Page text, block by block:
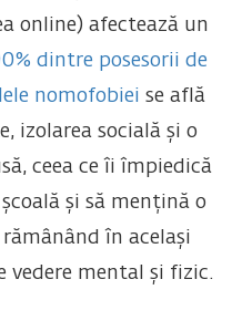
online) afectează un
dintre posesorii de
nomofobiei se află
izolarea socială și o
ceea ce îi împiedică
și să mențină o
în același
vedere mental și fizic.